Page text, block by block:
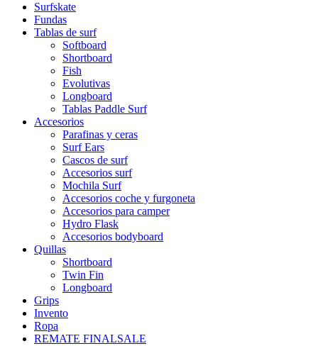
Surfskate
Fundas
Tablas de surf
Softboard
Shortboard
Fish
Evolutivas
Longboard
Tablas Paddle Surf
Accesorios
Parafinas y ceras
Surf Ears
Cascos de surf
Accesorios surf
Mochila Surf
Accesorios coche y furgoneta
Accesorios para camper
Hydro Flask
Accesorios bodyboard
Quillas
Shortboard
Twin Fin
Longboard
Grips
Invento
Ropa
REMATE FINALSALE